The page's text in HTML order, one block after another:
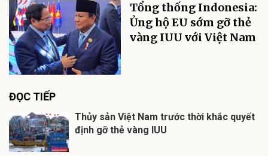
Tổng thống Indonesia:
Ủng hộ EU sớm gỡ thẻ
vàng IUU với Việt Nam
ĐỌC TIẾP
Thủy sản Việt Nam trước thời khắc quyết
định gỡ thẻ vàng IUU